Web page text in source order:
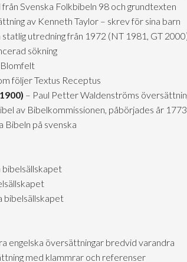
Svenska Folkbibeln 98 och grundtexten
av Kenneth Taylor – skrev för sina barn
utredning från 1972 (NT 1981, GT
sökning
Blomfelt
följer Textus Receptus
– Paul Petter Waldenströms
av Bibelkommissionen, påbörjades år
Bibeln på svenska
bibelsällskapet
bibelsällskapet
engelska översättningar bredvid varandra
med klammrar och referenser